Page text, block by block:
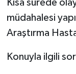
Kısa sürede
müdahalesi
Araştırma
Konuyla ilgili
GENEL